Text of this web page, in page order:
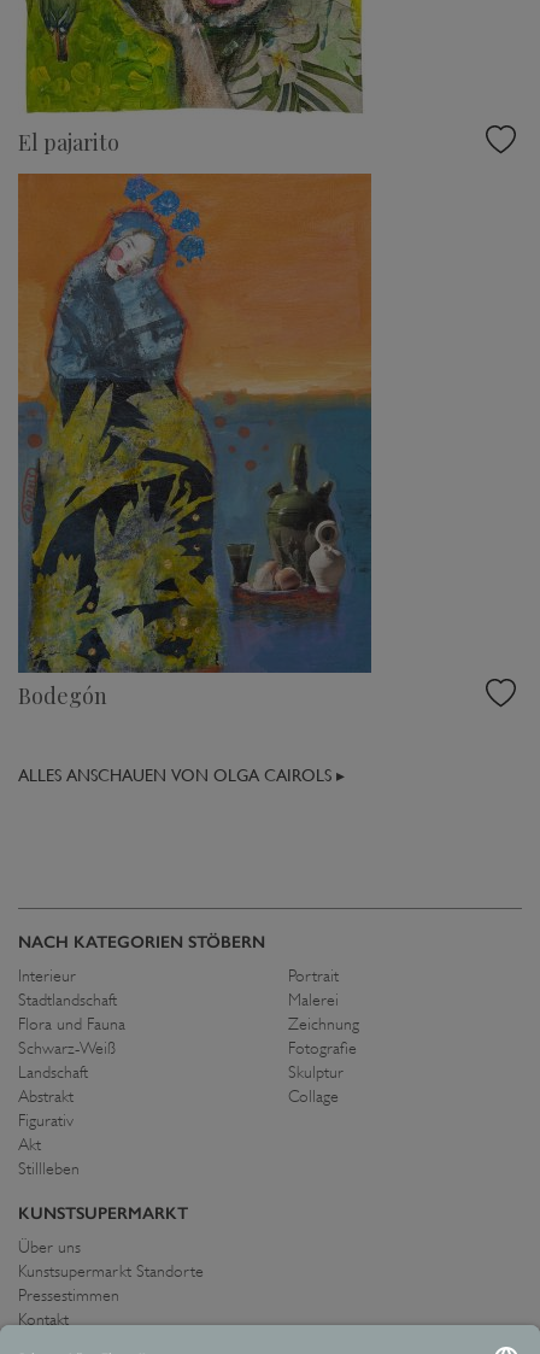
El pajarito
Bodegón
ALLES ANSCHAUEN VON OLGA CAIROLS ▸
NACH KATEGORIEN STÖBERN
Interieur
Stadtlandschaft
Flora und Fauna
Schwarz-Weiß
Landschaft
Abstrakt
Figurativ
Akt
Stillleben
Portrait
Malerei
Zeichnung
Fotografie
Skulptur
Collage
KUNSTSUPERMARKT
Über uns
Kunstsupermarkt Standorte
Pressestimmen
Kontakt